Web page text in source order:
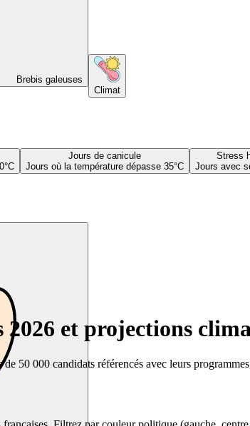
Brebis galeuses
Climat
Jours de canicule
Jours où la température dépasse 35°C
Stress
Jours avec
et projections
50 000 candidats référencés avec leurs